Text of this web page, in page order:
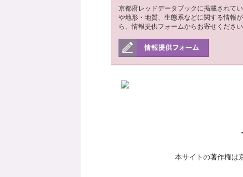
京都府レッドデータブックに掲載されて
や地形・地質、生態系などに関する情報
ら、情報提供フォームからお寄せください
本サイトの著作権は